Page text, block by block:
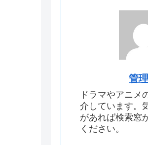
管
ドラマやアニメ
介しています。
があれば検索窓
ください。